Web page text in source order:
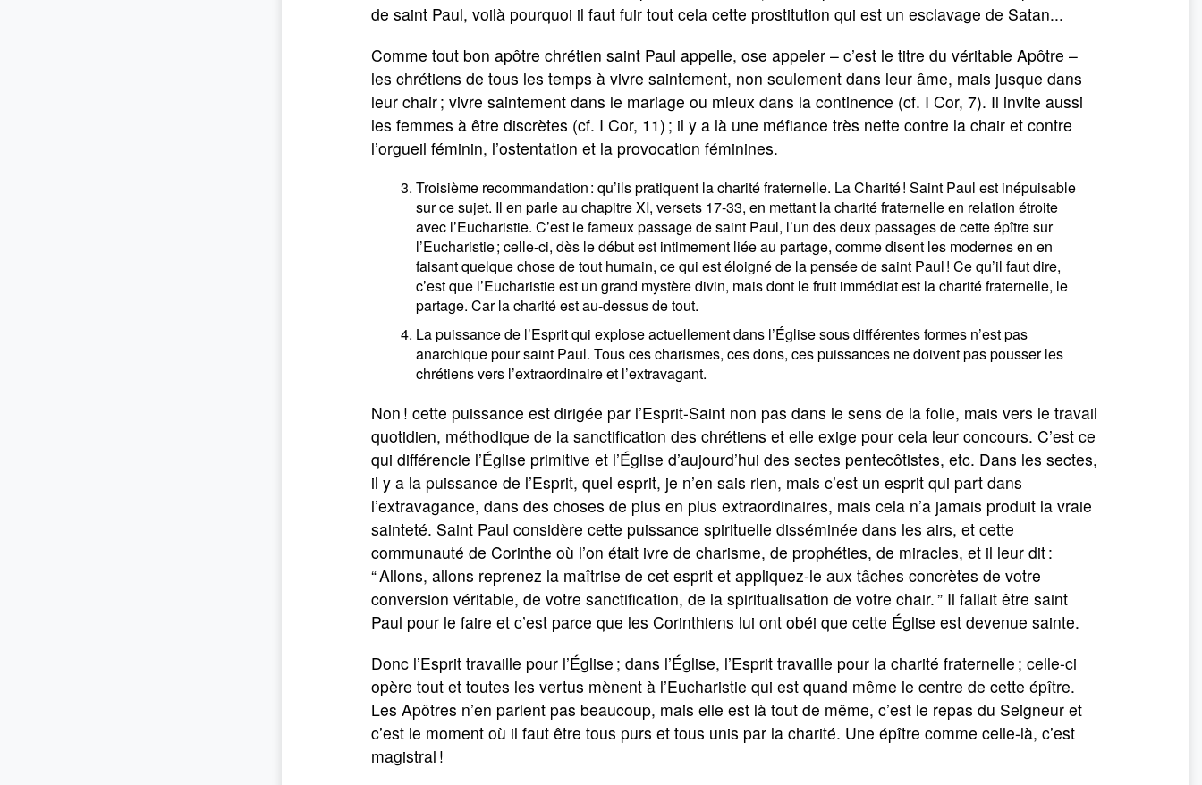
de saint Paul, voilà pourquoi il faut fuir tout cela cette prostitution qui est un esclavage de Satan...
Comme tout bon apôtre chrétien saint Paul appelle, ose appeler – c’est le titre du véritable Apôtre –
les chrétiens de tous les temps à vivre saintement, non seulement dans leur âme, mais jusque dans
leur chair ; vivre saintement dans le mariage ou mieux dans la continence (cf. I Cor, 7). Il invite aussi
les femmes à être discrètes (cf. I Cor, 11) ; il y a là une méfiance très nette contre la chair et contre
l’orgueil féminin, l’ostentation et la provocation féminines.
Troisième recommandation : qu’ils pratiquent la charité fraternelle. La Charité ! Saint Paul est inépuisable
sur ce sujet. Il en parle au chapitre XI, versets 17-33, en mettant la charité fraternelle en relation étroite
avec l’Eucharistie. C’est le fameux passage de saint Paul, l’un des deux passages de cette épître sur
l’Eucharistie ; celle-ci, dès le début est intimement liée au partage, comme disent les modernes en en
faisant quelque chose de tout humain, ce qui est éloigné de la pensée de saint Paul ! Ce qu’il faut dire,
c’est que l’Eucharistie est un grand mystère divin, mais dont le fruit immédiat est la charité fraternelle, le
partage. Car la charité est au-dessus de tout.
La puissance de l’Esprit qui explose actuellement dans l’Église sous différentes formes n’est pas
anarchique pour saint Paul. Tous ces charismes, ces dons, ces puissances ne doivent pas pousser les
chrétiens vers l’extraordinaire et l’extravagant.
Non ! cette puissance est dirigée par l’Esprit-Saint non pas dans le sens de la folie, mais vers le travail
quotidien, méthodique de la sanctification des chrétiens et elle exige pour cela leur concours. C’est ce
qui différencie l’Église primitive et l’Église d’aujourd’hui des sectes pentecôtistes, etc. Dans les sectes,
il y a la puissance de l’Esprit, quel esprit, je n’en sais rien, mais c’est un esprit qui part dans
l’extravagance, dans des choses de plus en plus extraordinaires, mais cela n’a jamais produit la vraie
sainteté. Saint Paul considère cette puissance spirituelle disséminée dans les airs, et cette
communauté de Corinthe où l’on était ivre de charisme, de prophéties, de miracles, et il leur dit :
“ Allons, allons reprenez la maîtrise de cet esprit et appliquez-le aux tâches concrètes de votre
conversion véritable, de votre sanctification, de la spiritualisation de votre chair. ” Il fallait être saint
Paul pour le faire et c’est parce que les Corinthiens lui ont obéi que cette Église est devenue sainte.
Donc l’Esprit travaille pour l’Église ; dans l’Église, l’Esprit travaille pour la charité fraternelle ; celle-ci
opère tout et toutes les vertus mènent à l’Eucharistie qui est quand même le centre de cette épître.
Les Apôtres n’en parlent pas beaucoup, mais elle est là tout de même, c’est le repas du Seigneur et
c’est le moment où il faut être tous purs et tous unis par la charité. Une épître comme celle-là, c’est
magistral !